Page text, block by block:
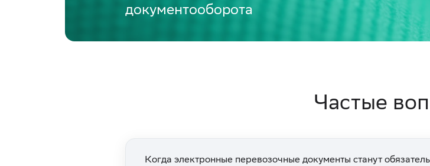
документооборота
Частые
Когда электронные перевозочные документы станут